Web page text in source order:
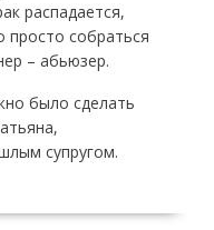
распадается,
собраться
– абьюзер.
было сделать
супругом.